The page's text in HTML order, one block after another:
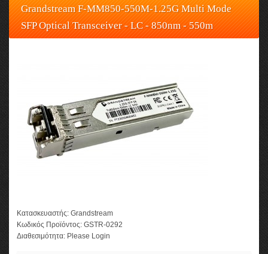
Grandstream F-MM850-550M-1.25G Multi Mode
SFP Optical Transceiver - LC - 850nm - 550m
Κατασκευαστής: Grandstream
Κωδικός Προϊόντος: GSTR-0292
Διαθεσιμότητα: Please Login